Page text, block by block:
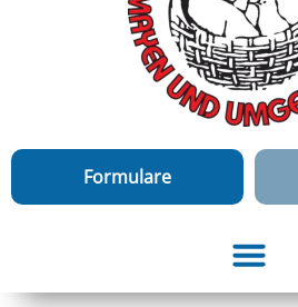
Formulare